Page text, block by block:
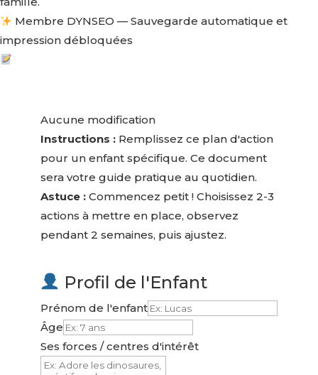
Membre DYNSEO — Sauvegarde automatique et
impression débloquées
Aucune modification
Instructions :Remplissez ce plan d'action
pour un enfant spécifique. Ce document
sera votre guide pratique au quotidien.
Astuce :Commencez petit ! Choisissez 2-3
actions à mettre en place, observez
pendant 2 semaines, puis ajustez.
Profil de l'Enfant
Prénom de l'enfant
Âge
Ses forces / centres d'intérêt